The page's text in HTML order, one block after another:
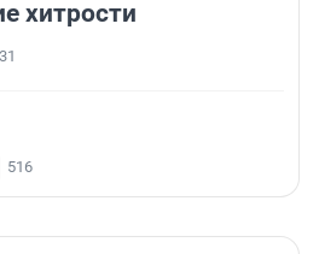
хитрости
31
516